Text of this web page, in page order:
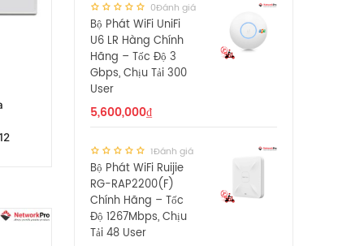
0Đánh giá
Bộ Phát WiFi UniFi
U6 LR Hàng Chính
Hãng – Tốc Độ 3
Gbps, Chịu Tải 300
User
5,600,000₫
1Đánh giá
Bộ Phát WiFi Ruijie
RG-RAP2200(F)
Chính Hãng – Tốc
Độ 1267Mbps, Chịu
Tải 48 User